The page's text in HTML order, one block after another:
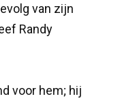
van zijn
Randy
voor hem; hij